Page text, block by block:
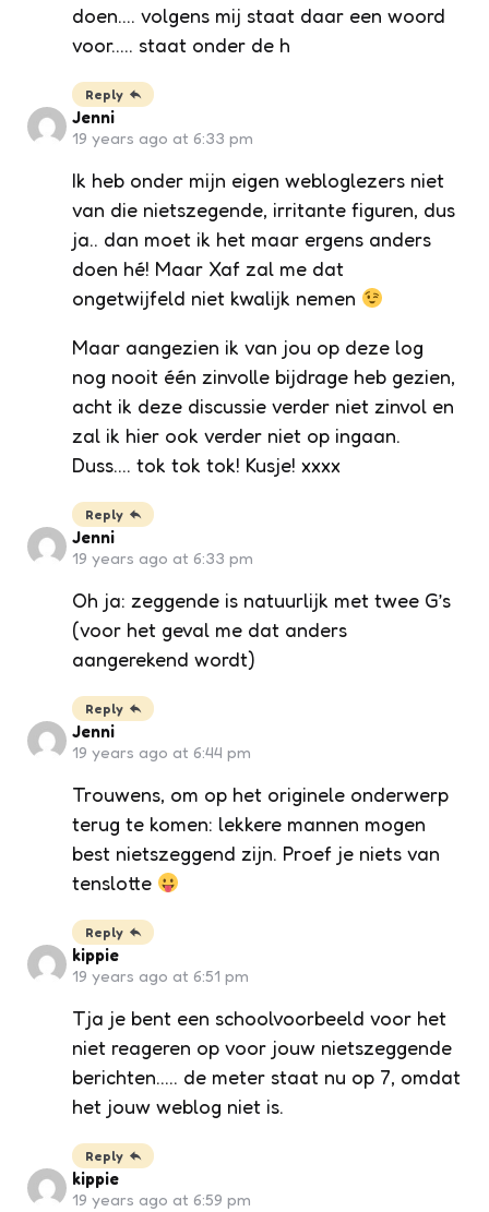
doen…. volgens mij staat daar een woord
voor….. staat onder de h
Reply
Jenni
19 years ago at 6:33 pm
Ik heb onder mijn eigen webloglezers niet
van die nietszegende, irritante figuren, dus
ja.. dan moet ik het maar ergens anders
doen hé! Maar Xaf zal me dat
ongetwijfeld niet kwalijk nemen
Maar aangezien ik van jou op deze log
nog nooit één zinvolle bijdrage heb gezien,
acht ik deze discussie verder niet zinvol en
zal ik hier ook verder niet op ingaan.
Duss…. tok tok tok! Kusje! xxxx
Reply
Jenni
19 years ago at 6:33 pm
Oh ja: zeggende is natuurlijk met twee G’s
(voor het geval me dat anders
aangerekend wordt)
Reply
Jenni
19 years ago at 6:44 pm
Trouwens, om op het originele onderwerp
terug te komen: lekkere mannen mogen
best nietszeggend zijn. Proef je niets van
tenslotte
Reply
kippie
19 years ago at 6:51 pm
Tja je bent een schoolvoorbeeld voor het
niet reageren op voor jouw nietszeggende
berichten….. de meter staat nu op 7, omdat
het jouw weblog niet is.
Reply
kippie
19 years ago at 6:59 pm